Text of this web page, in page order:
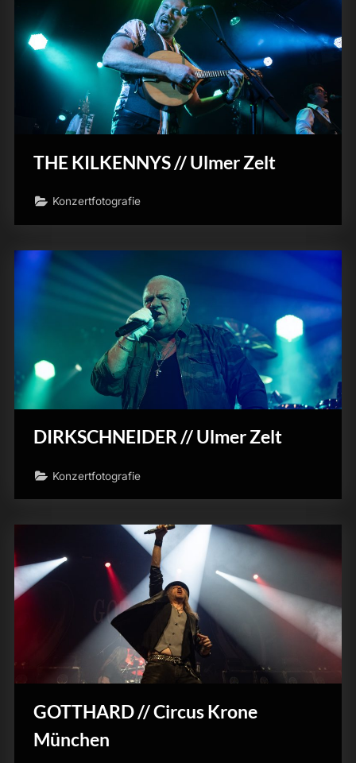
THE KILKENNYS // Ulmer Zelt
Konzertfotografie
DIRKSCHNEIDER // Ulmer Zelt
Konzertfotografie
GOTTHARD // Circus Krone
München